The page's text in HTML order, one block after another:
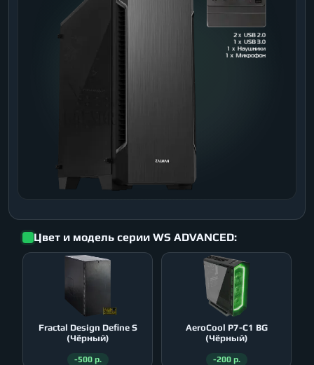
Цвет и модель серии WS ADVANCED:
Fractal Design Define S
(Чёрный)
-500 р.
AeroСool P7-C1 BG
(Чёрный)
-200 р.